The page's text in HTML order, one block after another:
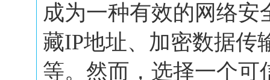
成为一种有效的网络
藏IP地址、加密数据传
等。然而，选择一个可